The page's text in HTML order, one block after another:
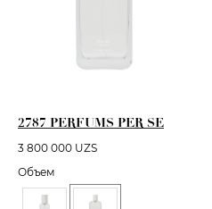
2787 PERFUMS PER SE
3 800 000 UZS
Объем